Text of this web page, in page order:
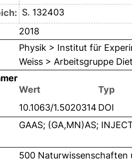
S. 132403
2018
Physik > Institut für
Weiss > Arbeitsgruppe
Wert
Typ
10.1063/1.5020314 DOI
GAAS; (GA,MN)AS;
500 Naturwissenschaften